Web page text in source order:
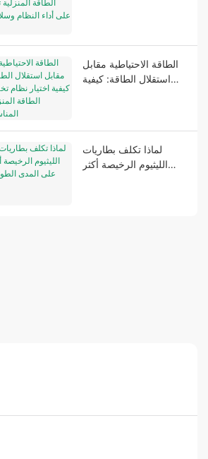
الطاقة الاحتياطية مقابل
استقلال الطاقة: كيفية
لماذا تكلف بطاريات
الليثيوم الرخيصة أكثر